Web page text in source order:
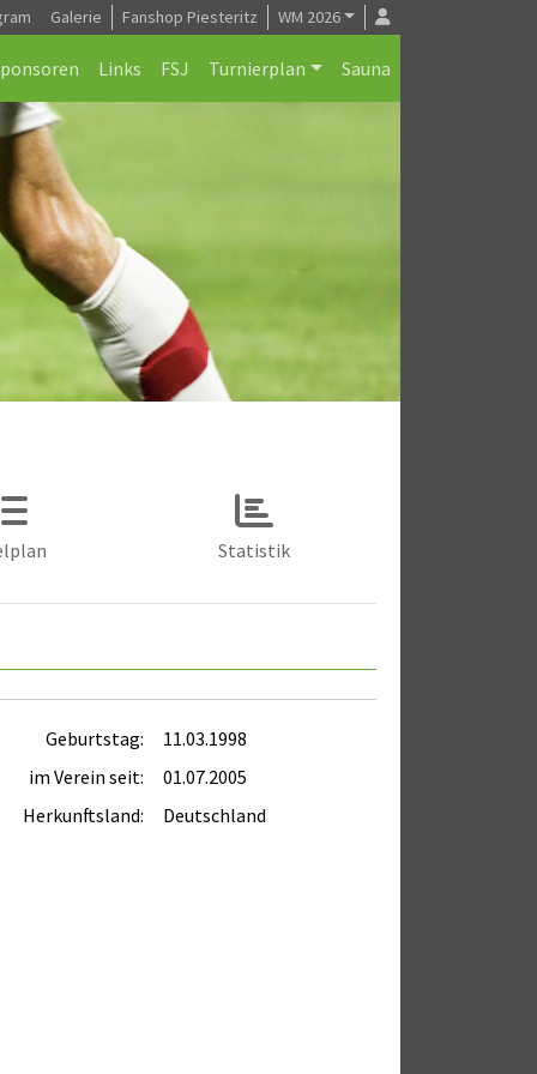
Galerie Fanshop Piesteritz WM 2026
Links FSJ Turnierplan Sauna
Statistik
Geburtstag:
11.03.1998
im Verein seit:
01.07.2005
Herkunftsland:
Deutschland